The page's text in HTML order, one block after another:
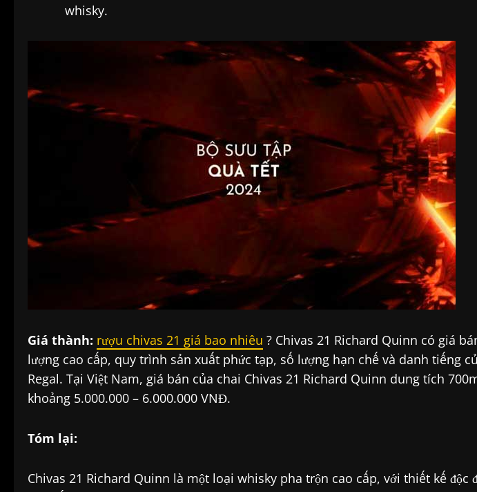
whisky.
Giá thành: rượu chivas 21 giá bao nhiêu ? Chivas 21 Richard Quinn có giá
lượng cao cấp, quy trình sản xuất phức tạp, số lượng hạn chế và danh tiếng
Regal. Tại Việt Nam, giá bán của chai Chivas 21 Richard Quinn dung tích
khoảng 5.000.000 – 6.000.000 VNĐ.
Tóm lại:
Chivas 21 Richard Quinn là một loại whisky pha trộn cao cấp, với thiết kế độc